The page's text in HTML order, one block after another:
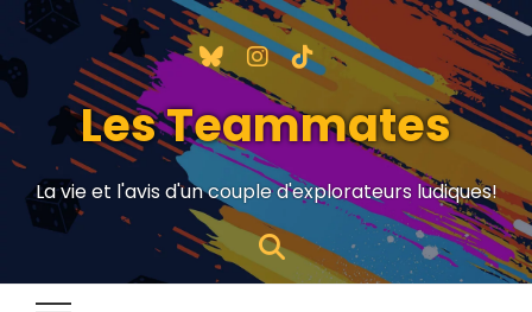
Les Teammates
La vie et l'avis d'un couple d'explorateurs ludiques!